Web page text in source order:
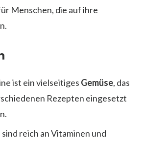
Menschen, die auf ihre
ist ein vielseitiges Gemüse, das
Rezepten eingesetzt
reich an Vitaminen und